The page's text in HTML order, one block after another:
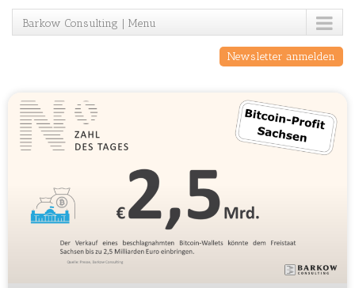
Barkow Consulting | Menu
Newsletter anmelden